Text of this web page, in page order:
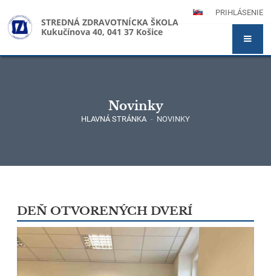
PRIHLÁSENIE
STREDNÁ ZDRAVOTNÍCKA ŠKOLA
Kukučínova 40, 041 37 Košice
Novinky
HLAVNÁ STRÁNKA - NOVINKY
DEŇ OTVORENÝCH DVERÍ